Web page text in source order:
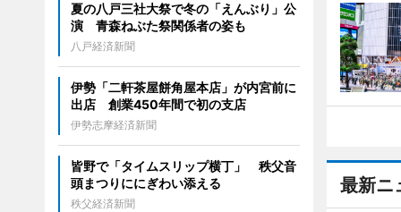
最新ニ
夏の八戸三社大祭で冬の「えんぶり」公
演 青森ねぶた祭関係者の姿も
八戸経済新聞
伊勢「二軒茶屋餅角屋本店」が内宮前に
出店 創業450年間で初の支店
伊勢志摩経済新聞
皆野で「タイムスリップ横丁」 秩父音
頭まつりににぎわい添える
秩父経済新聞